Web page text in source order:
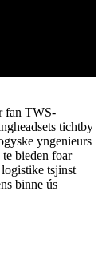
fan TWS-
tichtby
yngenieurs
bieden foar
tsjinst
binne ús